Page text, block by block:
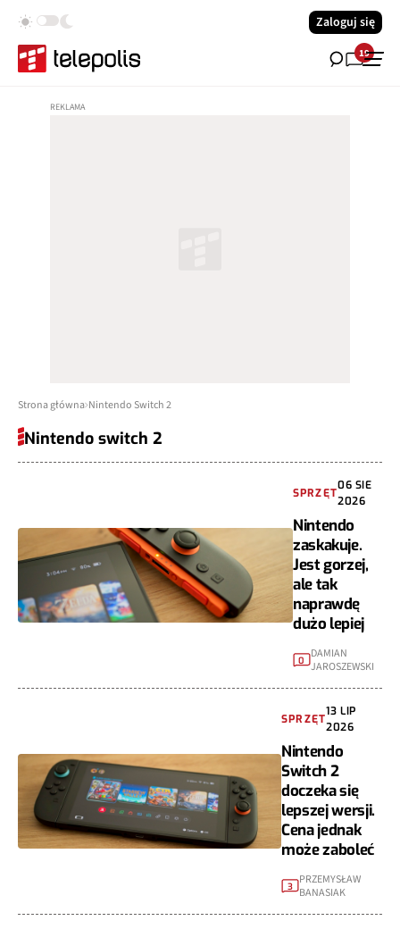
Zaloguj się
19
Strona główna Nintendo Switch 2
Nintendo switch 2
SPRZĘT
06 SIE
2026
Nintendo
zaskakuje.
Jest gorzej,
ale tak
naprawdę
dużo lepiej
0
DAMIAN
JAROSZEWSKI
SPRZĘT
13 LIP
2026
Nintendo
Switch 2
doczeka się
lepszej wersji.
Cena jednak
może zaboleć
3
PRZEMYSŁAW
BANASIAK